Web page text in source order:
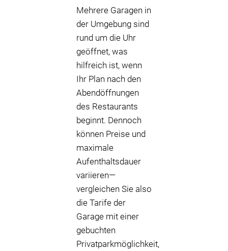
Mehrere Garagen in
der Umgebung sind
rund um die Uhr
geöffnet, was
hilfreich ist, wenn
Ihr Plan nach den
Abendöffnungen
des Restaurants
beginnt. Dennoch
können Preise und
maximale
Aufenthaltsdauer
variieren—
vergleichen Sie also
die Tarife der
Garage mit einer
gebuchten
Privatparkmöglichkeit,